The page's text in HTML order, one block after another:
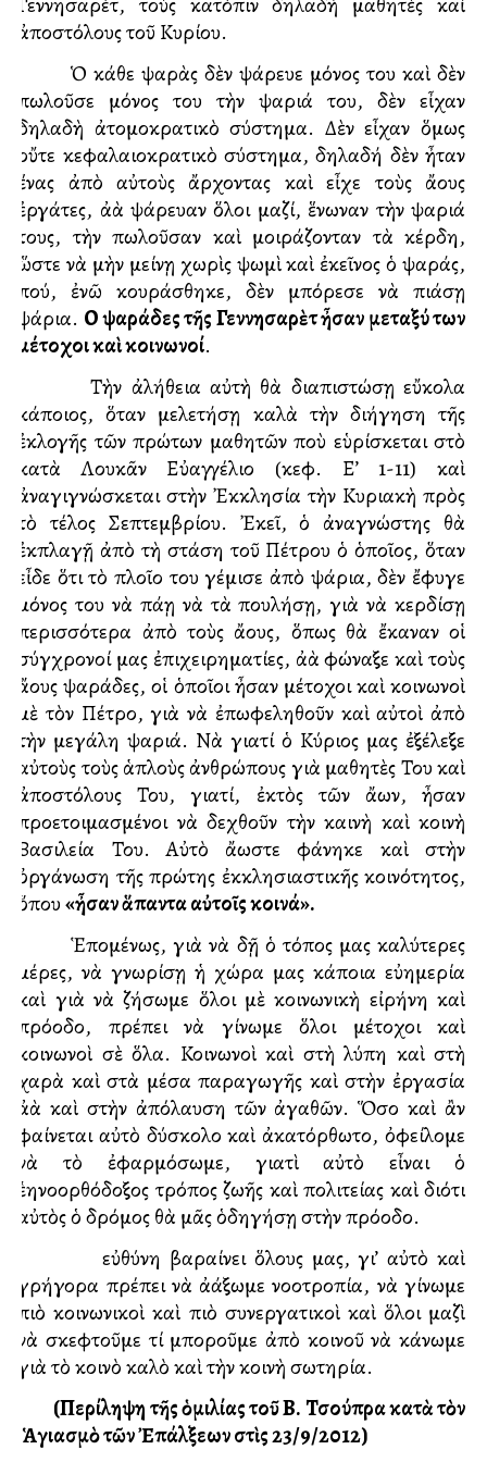
ἀποστόλους τοῦ Κυρίου.
Ὁ κάθε ψαρὰς δὲν ψάρευε μόνος του καὶ δὲν
πωλοῦσε μόνος του τὴν ψαριά του, δὲν εἶχαν
δηλαδὴ ἀτομοκρατικὸ σύστημα. Δὲν εἶχαν ὅμως
οὔτε κεφαλαιοκρατικὸ σύστημα, δηλαδή δὲν ἦταν
ἕνας ἀπὸ αὐτοὺς ἄρχοντας καὶ εἶχε τοὺς ἄλλους
ἐργάτες, ἀλλὰ ψάρευαν ὅλοι μαζί, ἕνωναν τὴν ψαριά
τους, τὴν πωλοῦσαν καὶ μοιράζονταν τὰ κέρδη,
ὥστε νὰ μὴν μείνῃ χωρὶς ψωμὶ καὶ ἐκεῖνος ὁ ψαράς,
πού, ἐνῶ κουράσθηκε, δὲν μπόρεσε νὰ πιάσῃ
ψάρια. Οἱ ψαράδες τῆς Γεννησαρὲτ ἦσαν μεταξύ των
μέτοχοι καὶ κοινωνοί.
Τὴν ἀλήθεια αὐτὴ θὰ διαπιστώσῃ εὔκολα
κάποιος, ὅταν μελετήσῃ καλὰ τὴν διήγηση τῆς
ἐκλογῆς τῶν πρώτων μαθητῶν ποὺ εὑρίσκεται στὸ
κατὰ Λουκᾶν Εὐαγγέλιο (κεφ. Ε’ 1-11) καὶ
ἀναγιγνώσκεται στὴν Ἐκκλησία τὴν Κυριακὴ πρὸς
τὸ τέλος Σεπτεμβρίου. Ἐκεῖ, ὁ ἀναγνώστης θὰ
ἐκπλαγῇ ἀπὸ τὴ στάση τοῦ Πέτρου ὁ ὁποῖος, ὅταν
εἶδε ὅτι τὸ πλοῖο του γέμισε ἀπὸ ψάρια, δὲν ἔφυγε
μόνος του νὰ πάῃ νὰ τὰ πουλήσῃ, γιὰ νὰ κερδίσῃ
περισσότερα ἀπὸ τοὺς ἄλλους, ὅπως θὰ ἔκαναν οἱ
σύγχρονοί μας ἐπιχειρηματίες, ἀλλὰ φώναξε καὶ τοὺς
ἄλλους ψαράδες, οἱ ὁποῖοι ἦσαν μέτοχοι καὶ κοινωνοὶ
μὲ τὸν Πέτρο, γιὰ νὰ ἐπωφεληθοῦν καὶ αὐτοὶ ἀπὸ
τὴν μεγάλη ψαριά. Νὰ γιατί ὁ Κύριος μας ἐξέλεξε
αὐτοὺς τοὺς ἁπλοὺς ἀνθρώπους γιὰ μαθητὲς Του καὶ
ἀποστόλους Του, γιατί, ἐκτὸς τῶν ἄλλων, ἦσαν
προετοιμασμένοι νὰ δεχθοῦν τὴν καινὴ καὶ κοινὴ
Βασιλεία Του. Αὐτὸ ἄλλωστε φάνηκε καὶ στὴν
ὀργάνωση τῆς πρώτης ἐκκλησιαστικῆς κοινότητος,
ὅπου«ἦσαν ἅπαντα αὐτοῖς κοινά».
Ἑπομένως, γιὰ νὰ δῇ ὁ τόπος μας καλύτερες
μέρες, νὰ γνωρίσῃ ἡ χώρα μας κάποια εὐημερία
καὶ γιὰ νὰ ζήσωμε ὅλοι μὲ κοινωνικὴ εἰρήνη καὶ
πρόοδο, πρέπει νὰ γίνωμε ὅλοι μέτοχοι καὶ
κοινωνοὶ σὲ ὅλα. Κοινωνοὶ καὶ στὴ λύπη καὶ στὴ
χαρὰ καὶ στὰ μέσα παραγωγῆς καὶ στὴν ἐργασία
ἀλλὰ καὶ στὴν ἀπόλαυση τῶν ἀγαθῶν. Ὅσο καὶ ἂν
φαίνεται αὐτὸ δύσκολο καὶ ἀκατόρθωτο, ὀφείλομε
νὰ τὸ ἐφαρμόσωμε, γιατὶ αὐτὸ εἶναι ὁ
ἑλληνοορθόδοξος τρόπος ζωῆς καὶ πολιτείας καὶ διότι
αὐτὸς ὁ δρόμος θὰ μᾶς ὁδηγήσῃ στὴν πρόοδο.
Ἡ εὐθύνη βαραίνει ὅλους μας, γι’ αὐτὸ καὶ
γρήγορα πρέπει νὰ ἀλλάξωμε νοοτροπία, νὰ γίνωμε
πιὸ κοινωνικοὶ καὶ πιὸ συνεργατικοὶ καὶ ὅλοι μαζὶ
νὰ σκεφτοῦμε τί μποροῦμε ἀπὸ κοινοῦ νὰ κάνωμε
γιὰ τὸ κοινὸ καλὸ καὶ τὴν κοινὴ σωτηρία.
(Περίληψη τῆς ὁμιλίας τοῦ Β. Τσούπρα κατὰ τὸν
Ἁγιασμὸ τῶν Ἐπάλξεων στὶς 23/9/2012)